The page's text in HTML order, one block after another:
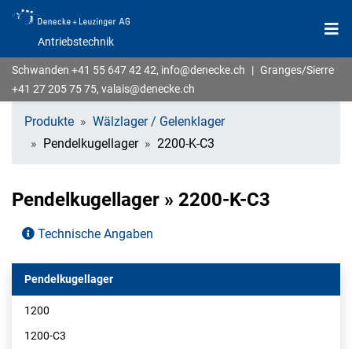
Antriebstechnik
Schwanden +41 55 647 42 42, info@denecke.ch | Granges/Sierre
+41 27 205 75 75, valais@denecke.ch
Produkte
Wälzlager / Gelenklager
Pendelkugellager
2200-K-C3
Pendelkugellager » 2200-K-C3
Technische Angaben
Pendelkugellager
1200
1200-C3